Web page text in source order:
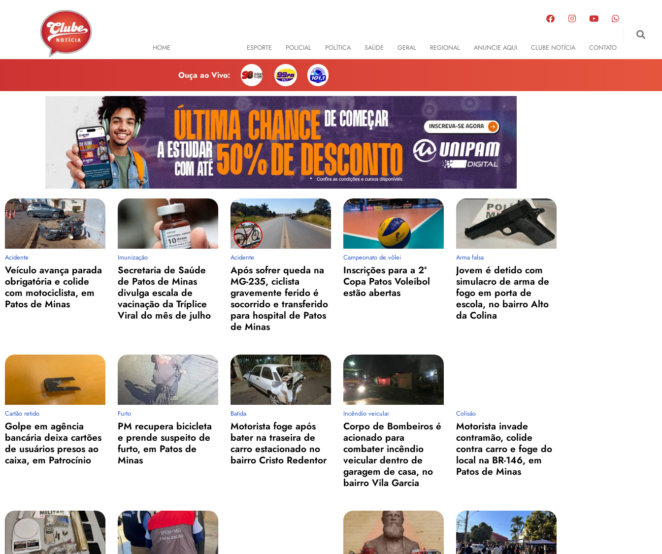
HOME ESPORTE POLICIAL POLÍTICA SAÚDE GERAL REGIONAL ANUNCIE AQUI CLUBE NOTÍCIA CONTATO
Ouça ao Vivo:
Acidente
Veículo avança parada
obrigatória e colide
com motociclista, em
Patos de Minas
Imunização
Secretaria de Saúde
de Patos de Minas
divulga escala de
vacinação da Tríplice
Viral do mês de julho
Acidente
Após sofrer queda na
MG-235, ciclista
gravemente ferido é
socorrido e transferido
para hospital de Patos
de Minas
Campeonato de vôlei
Inscrições para a 2ª
Copa Patos Voleibol
estão abertas
Arma falsa
Jovem é detido com
simulacro de arma de
fogo em porta de
escola, no bairro Alto
da Colina
Cartão retido
Golpe em agência
bancária deixa cartões
de usuários presos ao
caixa, em Patrocínio
Furto
PM recupera bicicleta
e prende suspeito de
furto, em Patos de
Minas
Batida
Motorista foge após
bater na traseira de
carro estacionado no
bairro Cristo Redentor
Incêndio veicular
Corpo de Bombeiros é
acionado para
combater incêndio
veicular dentro de
garagem de casa, no
bairro Vila Garcia
Colisão
Motorista invade
contramão, colide
contra carro e foge do
local na BR-146, em
Patos de Minas